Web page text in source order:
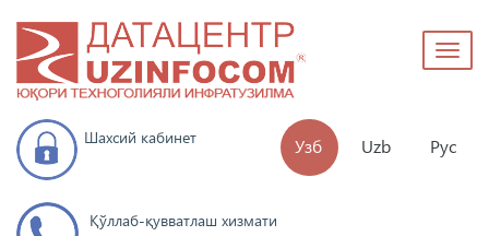
Узб Uzb Рус
Шахсий кабинет
Қўллаб-қувватлаш хизмати